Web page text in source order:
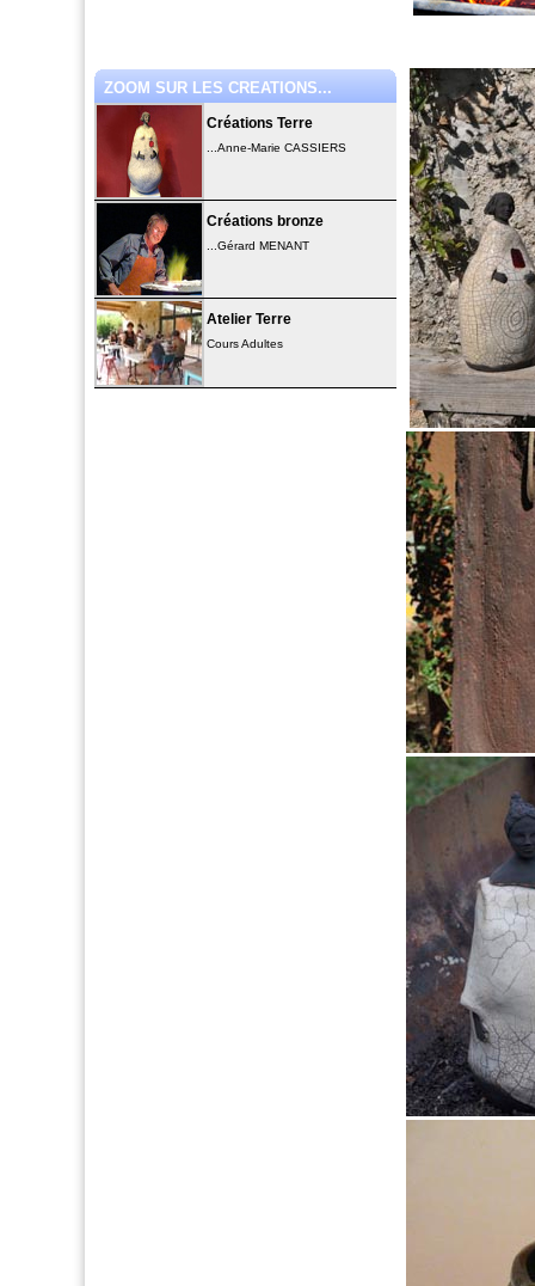
ZOOM SUR LES CREATIONS...
Créations Terre
...Anne-Marie CASSIERS
Créations bronze
...Gérard MENANT
Atelier Terre
Cours Adultes